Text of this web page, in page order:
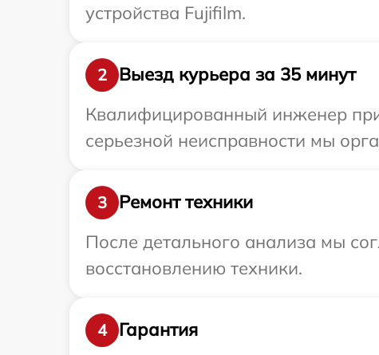
устройства Fujifilm.
2
Выезд курьера за 35 минут
Квалифицированный инженер
серьезной неисправности мы
3
Ремонт техники
После детального анализа мы
восстановлению техники.
4
Гарантия